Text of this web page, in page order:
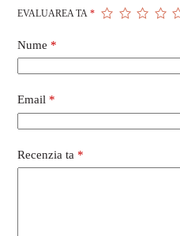
EVALUAREA TA*
Nume *
Email *
Recenzia ta *